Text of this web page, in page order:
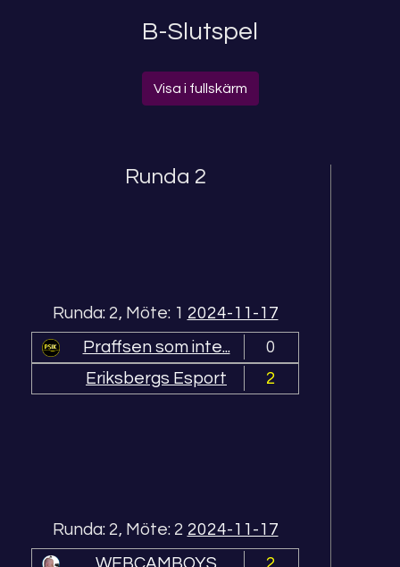
B-Slutspel
Visa i fullskärm
Runda 2
Runda: 2, Möte: 1 2024-11-17
Praffsen som inte...
0
Eriksbergs Esport
2
Runda: 2, Möte: 2 2024-11-17
WEBCAMBOYS
2